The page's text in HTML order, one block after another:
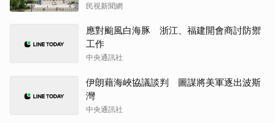
民視新聞網
應對颱風白海豚 浙江、福建開會商討防禦
工作
中央通訊社
伊朗藉海峽協議談判 圖謀將美軍逐出波斯
灣
中央通訊社